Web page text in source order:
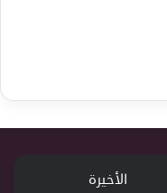
الأخيرة